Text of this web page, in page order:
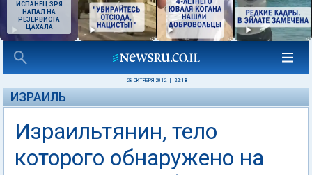
ИСПАНЕЦ ЗРЯ
НАПАЛ НА
РЕЗЕРВИСТА
ЦАХАЛА
28 ОКТЯБРЯ 2012 22:18
ИЗРАИЛЬ
Израильтянин, тело
которого обнаружено на